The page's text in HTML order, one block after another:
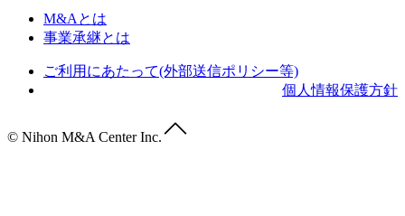
M&Aとは
事業承継とは
ご利用にあたって(外部送信ポリシー等)
個人情報保護方針
© Nihon M&A Center Inc.